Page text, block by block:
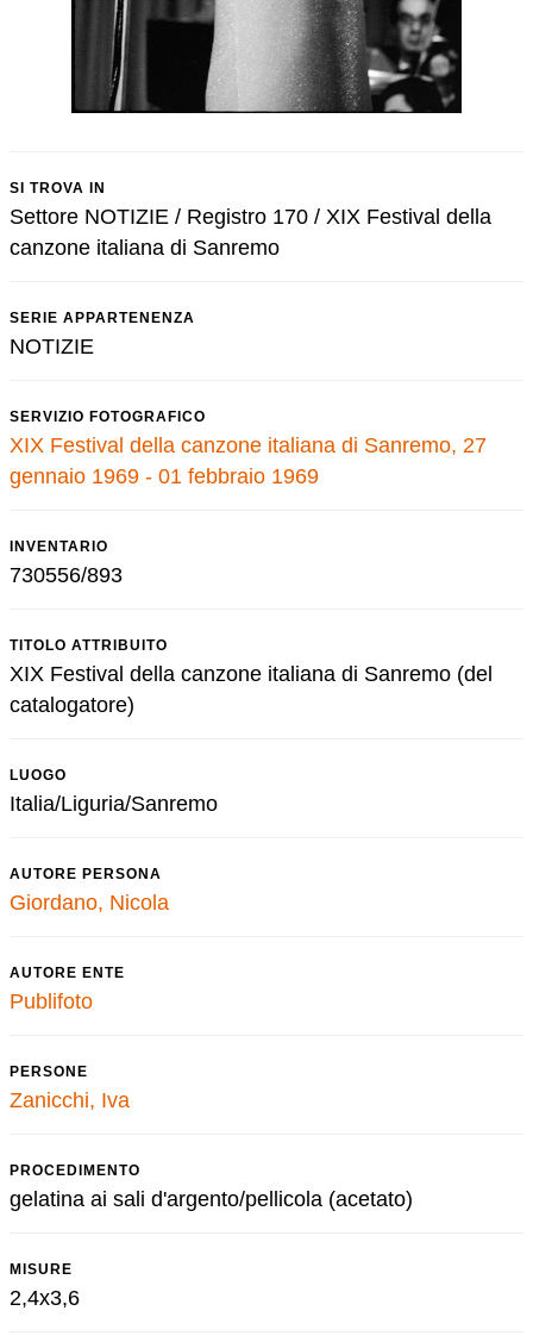
SI TROVA IN
Settore NOTIZIE / Registro 170 / XIX Festival della
canzone italiana di Sanremo
SERIE APPARTENENZA
NOTIZIE
SERVIZIO FOTOGRAFICO
XIX Festival della canzone italiana di Sanremo, 27
gennaio 1969 - 01 febbraio 1969
INVENTARIO
730556/893
TITOLO ATTRIBUITO
XIX Festival della canzone italiana di Sanremo (del
catalogatore)
LUOGO
Italia/Liguria/Sanremo
AUTORE PERSONA
Giordano, Nicola
AUTORE ENTE
Publifoto
PERSONE
Zanicchi, Iva
PROCEDIMENTO
gelatina ai sali d'argento/pellicola (acetato)
MISURE
2,4x3,6